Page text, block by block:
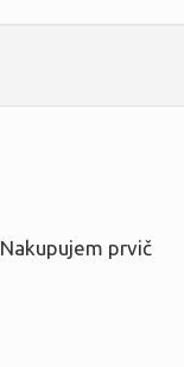
Nakupujem prvič